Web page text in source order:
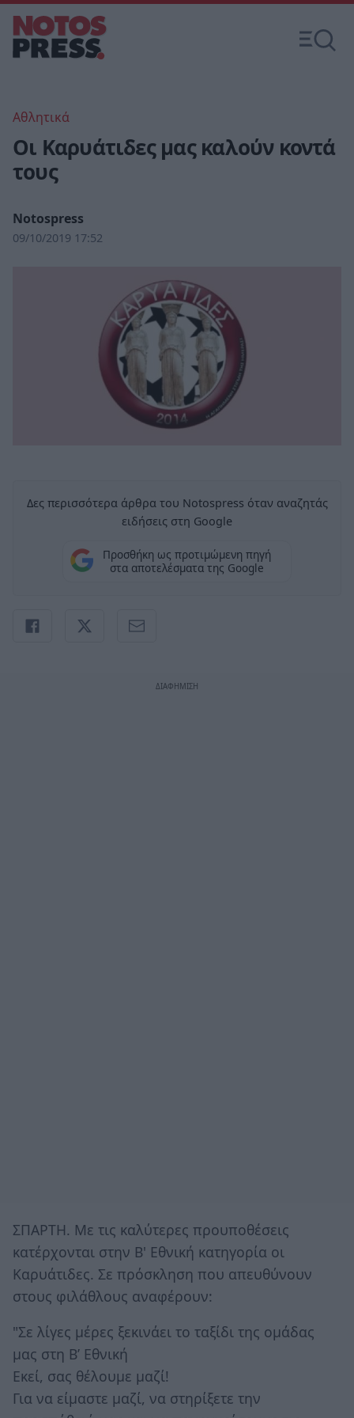
Αθλητικά
Οι Καρυάτιδες μας καλούν κοντά
τους
Notospress
09/10/2019 17:52
Δες περισσότερα άρθρα του Notospress όταν αναζητάς
ειδήσεις στη Google
Προσθήκη ως προτιμώμενη πηγή
στα αποτελέσματα της Google
ΣΠΑΡΤΗ. Με τις καλύτερες προυποθέσεις
κατέρχονται στην Β' Εθνική κατηγορία οι
Καρυάτιδες. Σε πρόσκληση που απευθύνουν
στους φιλάθλους αναφέρουν:
"Σε λίγες μέρες ξεκινάει το ταξίδι της ομάδας
μας στη Β’ Εθνική
Εκεί, σας θέλουμε μαζί!
Για να είμαστε μαζί, να στηρίξετε την